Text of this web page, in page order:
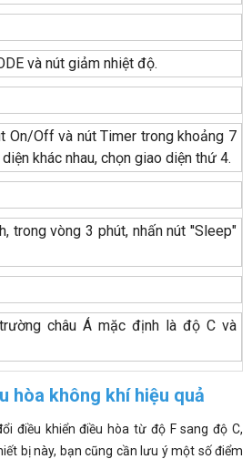
và nút giảm nhiệt độ.
On/Off và nút Timer trong khoảng 7
khác nhau, chọn giao diện thứ 4.
trong vòng 3 phút, nhấn nút ''Sleep"
châu Á mặc định là độ C và
hòa không khí hiệu quả
điều khiển điều hòa từ độ F sang độ C,
bị này, bạn cũng cần lưu ý một số điểm